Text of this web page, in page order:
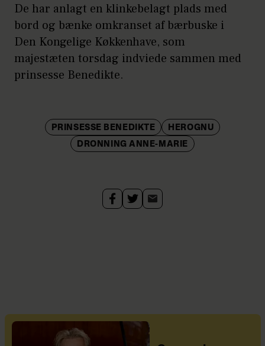
De har anlagt en klinkebelagt plads med
bord og bænke omkranset af bærbuske i
Den Kongelige Køkkenhave, som
majestæten torsdag indviede sammen med
prinsesse Benedikte.
PRINSESSE BENEDIKTE
HEROGNU
DRONNING ANNE-MARIE